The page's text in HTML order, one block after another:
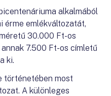
alkalmából
emlékváltozatát,
30.000 Ft-os
7.500 Ft-os címletű
ki.
történetében most
A különleges